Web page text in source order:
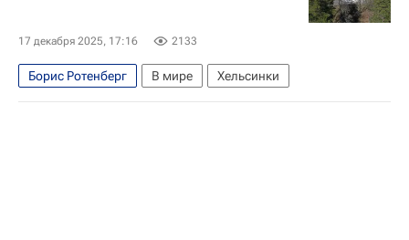
ПФК ЦСКА
17 декабря 2025, 17:16 2133
Борис Ротенберг В мире Хельсинки